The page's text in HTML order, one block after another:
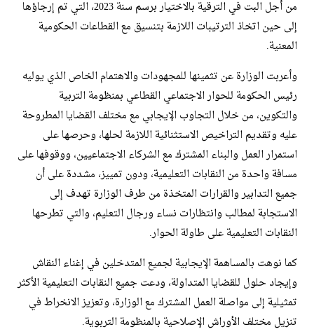
من أجل البت في الترقية بالاختيار برسم سنة 2023، التي تم إرجاؤها
إلى حين اتخاذ الترتيبات اللازمة بتنسيق مع القطاعات الحكومية
المعنية.
وأعربت الوزارة عن تثمينها للمجهودات والاهتمام الخاص الذي يوليه
رئيس الحكومة للحوار الاجتماعي القطاعي بمنظومة التربية
والتكوين، من خلال التجاوب الإيجابي مع مختلف القضايا المطروحة
عليه وتقديم التراخيص الاستثنائية اللازمة لحلها، وحرصها على
استمرار العمل والبناء المشترك مع الشركاء الاجتماعيين، ووقوفها على
مسافة واحدة من النقابات التعليمية، ودون تمييز، مشددة على أن
جميع التدابير والقرارات المتخذة من طرف الوزارة تهدف إلى
الاستجابة لمطالب وانتظارات نساء ورجال التعليم، والتي تطرحها
النقابات التعليمية على طاولة الحوار.
كما نوهت بالمساهمة الإيجابية لجميع المتدخلين في إغناء النقاش
وإيجاد حلول للقضايا المتداولة، ودعت جميع النقابات التعليمية الأكثر
تمثيلية إلى مواصلة العمل المشترك مع الوزارة، وتعزيز الانخراط في
تنزيل مختلف الأوراش الإصلاحية بالمنظومة التربوية.